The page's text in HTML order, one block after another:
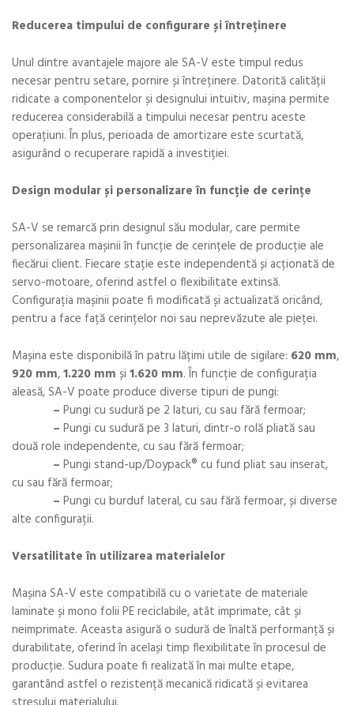
Reducerea timpului de configurare și întreținere
Unul dintre avantajele majore ale SA-V este timpul redus
necesar pentru setare, pornire și întreținere. Datorită calității
ridicate a componentelor și designului intuitiv, mașina permite
reducerea considerabilă a timpului necesar pentru aceste
operațiuni. În plus, perioada de amortizare este scurtată,
asigurând o recuperare rapidă a investiției.
Design modular și personalizare în funcție de cerințe
SA-V se remarcă prin designul său modular, care permite
personalizarea mașinii în funcție de cerințele de producție ale
fiecărui client. Fiecare stație este independentă și acționată de
servo-motoare, oferind astfel o flexibilitate extinsă.
Configurația mașinii poate fi modificată și actualizată oricând,
pentru a face față cerințelor noi sau neprevăzute ale pieței.
Mașina este disponibilă în patru lățimi utile de sigilare: 620 mm,
920 mm,1.220 mm și 1.620 mm. În funcție de configurația
aleasă, SA-V poate produce diverse tipuri de pungi:
– Pungi cu sudură pe 2 laturi, cu sau fără fermoar;
– Pungi cu sudură pe 3 laturi, dintr-o rolă pliată sau
două role independente, cu sau fără fermoar;
– Pungi stand-up/Doypack® cu fund pliat sau inserat,
cu sau fără fermoar;
– Pungi cu burduf lateral, cu sau fără fermoar, și diverse
alte configurații.
Versatilitate în utilizarea materialelor
Mașina SA-V este compatibilă cu o varietate de materiale
laminate și mono folii PE reciclabile, atât imprimate, cât și
neimprimate. Aceasta asigură o sudură de înaltă performanță și
durabilitate, oferind în același timp flexibilitate în procesul de
producție. Sudura poate fi realizată în mai multe etape,
garantând astfel o rezistență mecanică ridicată și evitarea